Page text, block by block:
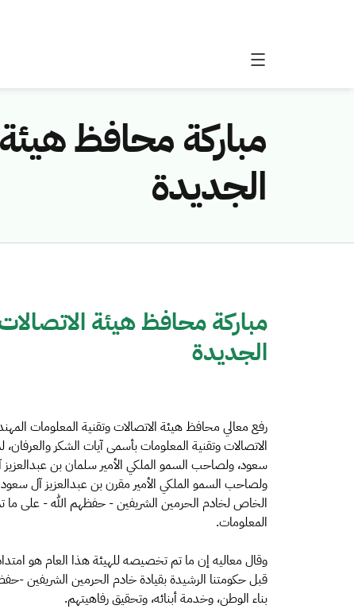
مباركة محافظ هيئة
الجديدة
مباركة محافظ هيئة
الجديدة
رفع معالي محافظ هيئة الاتصالات وتقنية المعلومات
الاتصالات وتقنية المعلومات بأسمى آيات الشكر
سعود، ولصاحب السمو الملكي الأمير سلمان بن
ولصاحب السمو الملكي الأمير مقرن بن عبدالعزيز آل سعود
الخاص لخادم الحرمين الشريفين - حفظهم الله - على ما تم
المعلومات.
وقال معاليه إن ما تم تخصيصه للهيئة هذا العام هو
قبل حكومتنا الرشيدة بقيادة خادم الحرمين الشريفين -
بناء الوطن، وخدمة أبنائه، وتحقيق رفاهيتهم.